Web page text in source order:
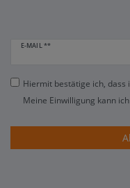
E-MAIL **
Hiermit bestätige ich, dass
Meine Einwilligung kann